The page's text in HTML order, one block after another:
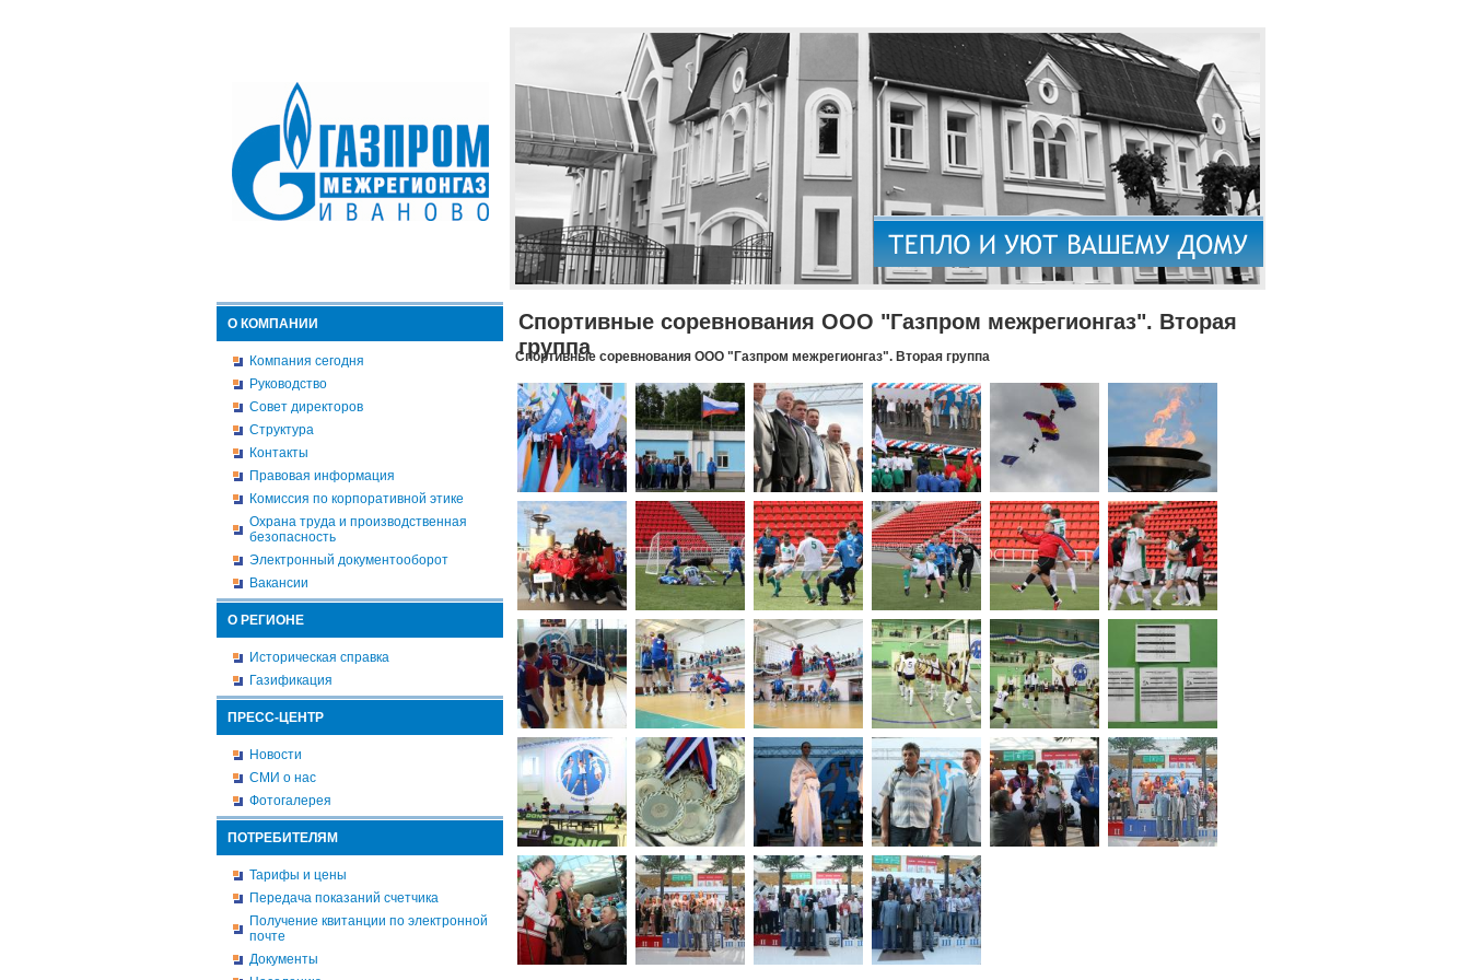
О КОМПАНИИ
Компания сегодня
Руководство
Совет директоров
Структура
Контакты
Правовая информация
Комиссия по корпоративной этике
Охрана труда и производственная
безопасность
Электронный документооборот
Вакансии
О РЕГИОНЕ
Историческая справка
Газификация
ПРЕСС-ЦЕНТР
Новости
СМИ о нас
Фотогалерея
ПОТРЕБИТЕЛЯМ
Тарифы и цены
Передача показаний счетчика
Получение квитанции по электронной
почте
Документы
Спортивные соревнования ООО "Газпром межрегионгаз". Вторая
группа
Спортивные соревнования ООО "Газпром межрегионгаз". Вторая группа